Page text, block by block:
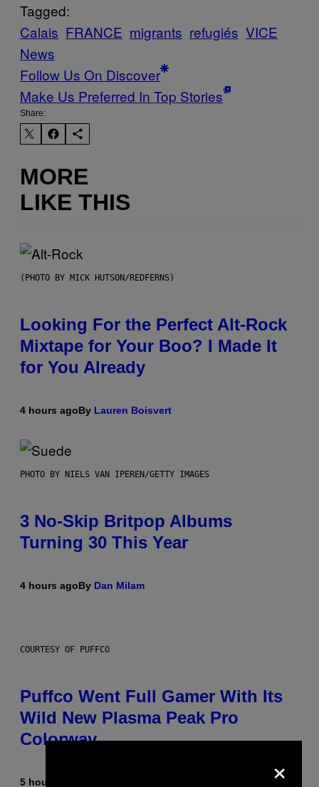
Tagged:
Calais FRANCE migrants refugiés VICE
News
Follow Us On Discover
Make Us Preferred In Top Stories
Share:
MORE
LIKE THIS
(PHOTO BY MICK HUTSON/REDFERNS)
Looking For the Perfect Alt-Rock
Mixtape for Your Boo? I Made It
for You Already
4 hours agoBy Lauren Boisvert
PHOTO BY NIELS VAN IPEREN/GETTY IMAGES
3 No-Skip Britpop Albums
Turning 30 This Year
4 hours agoBy Dan Milam
COURTESY OF PUFFCO
Puffco Went Full Gamer With Its
Wild New Plasma Peak Pro
Colorway
5 hours ago Ysolt Usigan×